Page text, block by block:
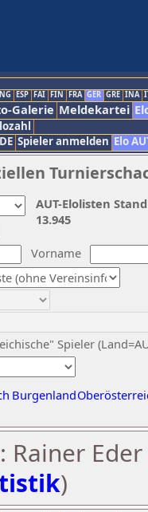
ESP FAI FIN FRA GER GRE INA
Galerie Meldekartei
Spieler anmelden Elo
Vorname
Spieler
Burgenland
AUT-Elolisten
13.945
Rainer Eder
)